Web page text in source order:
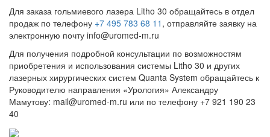
Для заказа гольмиевого лазера Litho 30 обращайтесь в отдел
продаж по телефону +7 495 783 68 11 , отправляйте заявку на
электронную почту info@uromed-m.ru
Для получения подробной консультации по возможностям
приобретения и использования системы Litho 30 и других
лазерных хирургических систем Quanta System обращайтесь к
Руководителю направления «Урология» Александру
Мамутову: mail@uromed-m.ru или по телефону +7 921 190 23
40